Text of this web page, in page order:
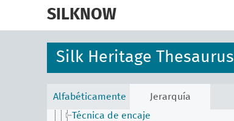
SILKNOW
Silk Heritage Thesaurus
Alfabéticamente Jerarquía
Matizado (técnica)
Molinar
Sericicultura
Teñido
Tisaje
Elementos interfuncionales
Técnica de encaje